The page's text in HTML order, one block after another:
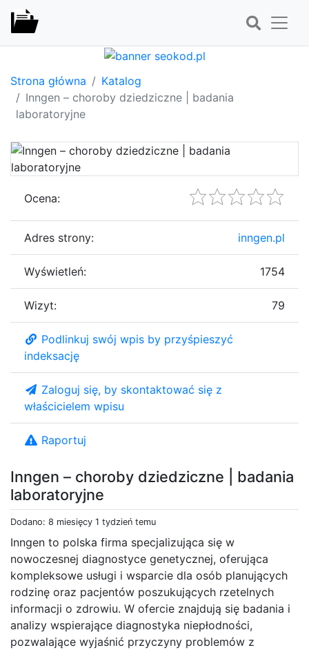
Strona główna
Katalog
Inngen – choroby dziedziczne​ | badania
laboratoryjne
Inngen – choroby dziedziczne​ | badania
laboratoryjne
Dodano: 8 miesięcy 1 tydzień temu
Inngen to polska firma specjalizująca się w
nowoczesnej diagnostyce genetycznej, oferująca
kompleksowe usługi i wsparcie dla osób planujących
rodzinę oraz pacjentów poszukujących rzetelnych
informacji o zdrowiu. W ofercie znajdują się badania i
analizy wspierające diagnostyka niepłodności​,
pozwalające wyjaśnić przyczyny problemów z
Ocena:
Adres strony: inngen.pl
Wyświetleń: 1754
Wizyt: 79
Podlinkuj swój wpis by przyśpieszyć
indeksację
Zaloguj się, by skontaktować się z
właścicielem wpisu
Raportuj